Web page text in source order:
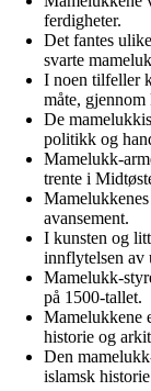
ferdigheter.
Det fantes
svarte
I noen tilfeller
måte,
De
politikk og
Mamelukk-
trente i
avansement.
I kunsten og
innflytelsen av
Mamelukk-
på 1500-tallet.
Mamelukkene
historie og
Den
islamsk